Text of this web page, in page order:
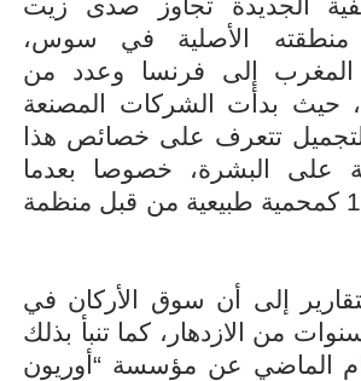
منطقته الأصلية في سوس،
إلى فرنسا وعدد من
حيث بدأت الشركات المصنعة
تتعرف على خصائص هذا
على البشرة، خصوصا بعدما
صُنف سنة 1998 كمحمية طبيعية من قبل منظمة
إلى أن سوق الأركان في
من الازدهار، كما تنبأ بذلك
الماضي عن مؤسسة “أوريون